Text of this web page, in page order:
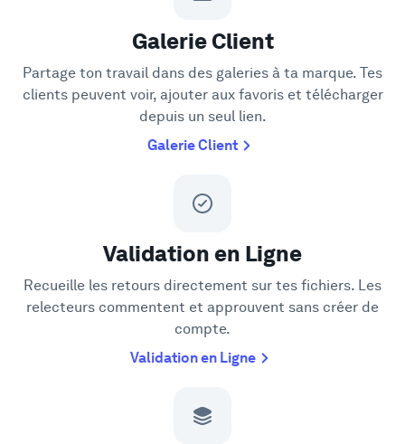
Galerie Client
Partage ton travail dans des galeries à ta marque. Tes
clients peuvent voir, ajouter aux favoris et télécharger
depuis un seul lien.
Galerie Client
Validation en Ligne
Recueille les retours directement sur tes fichiers. Les
relecteurs commentent et approuvent sans créer de
compte.
Validation en Ligne